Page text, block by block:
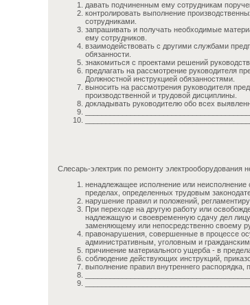
давать подчиненным ему сотрудникам
контролировать выполнение
сотрудниками.
запрашивать и получать необходимые
ему сотрудников.
взаимодействовать с другими службами
обязанности.
знакомиться с проектами решений
предлагать на рассмотрение руководителя
Должностной инструкцией обязанностями.
выносить на рассмотрения руководителя
производственной и трудовой дисциплины.
докладывать руководителю обо всех
Слесарь-электрик по ремонту электрооборудования
ненадлежащее исполнение или
пределах, определенных трудовым
нарушение правил и положений,
При переходе на другую работу или
надлежащую и своевременную сдачу дел
заменяющему или непосредственно своему
правонарушения, совершенные в процессе
административным, уголовным и
причинение материального ущерба - в
соблюдение действующих инструкций,
выполнение правил внутреннего распорядка,